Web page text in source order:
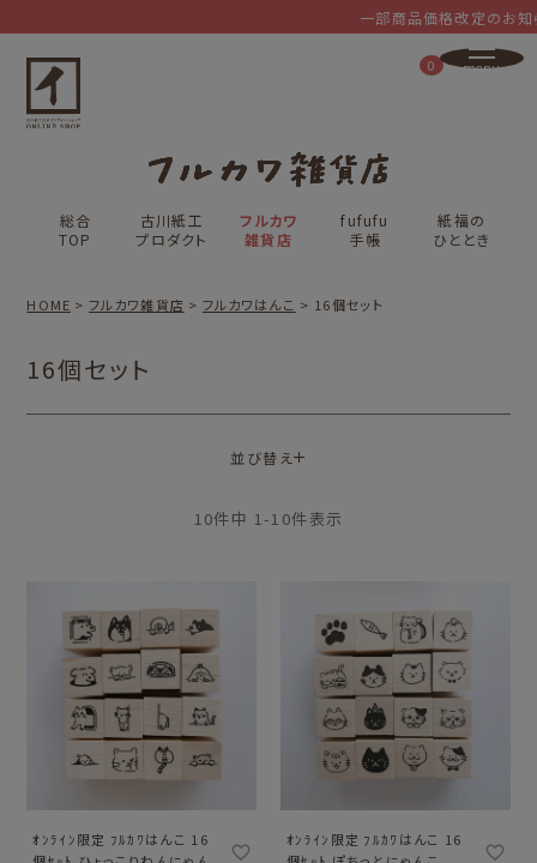
一部商品価格改定のお知ら
総合
TOP
古川紙工
プロダクト
フルカワ
雑貨店
fufufu
手帳
紙福の
ひととき
0
HOME フルカワ雑貨店 フルカワはんこ 16個セット
16個セット
並び替え
10件中 1 -10件表示
ｵﾝﾗｲﾝ限定 ﾌﾙｶﾜはんこ 16
ｵﾝﾗｲﾝ限定 ﾌﾙｶﾜはんこ 16